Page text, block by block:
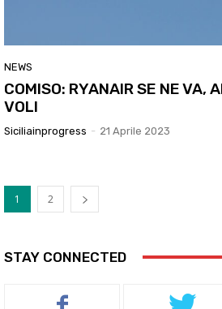
NEWS
COMISO: RYANAIR SE NE VA,
VOLI
Siciliainprogress - 21 Aprile 2023
1 2
STAY CONNECTED